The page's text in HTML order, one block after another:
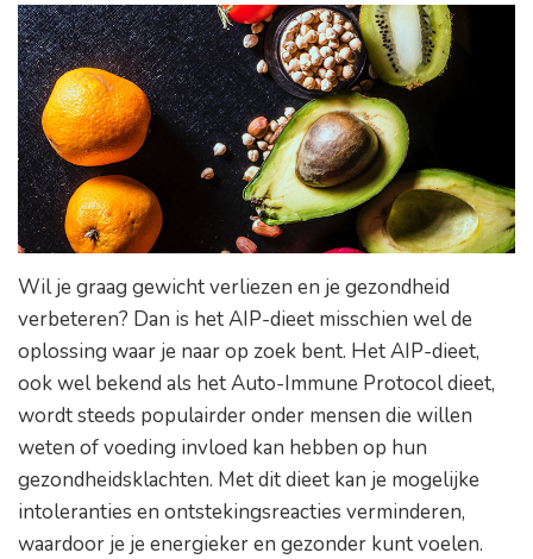
Wil je graag gewicht verliezen en je gezondheid
verbeteren? Dan is het AIP-dieet misschien wel de
oplossing waar je naar op zoek bent. Het AIP-dieet,
ook wel bekend als het Auto-Immune Protocol dieet,
wordt steeds populairder onder mensen die willen
weten of voeding invloed kan hebben op hun
gezondheidsklachten. Met dit dieet kan je mogelijke
intoleranties en ontstekingsreacties verminderen,
waardoor je je energieker en gezonder kunt voelen.